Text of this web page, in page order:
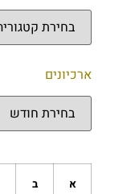
ארכיונים
א
ב